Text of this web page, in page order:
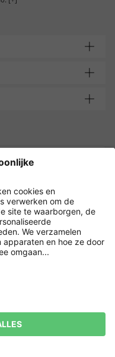
Leveringsvoorwaarden
Cookie-instellingen